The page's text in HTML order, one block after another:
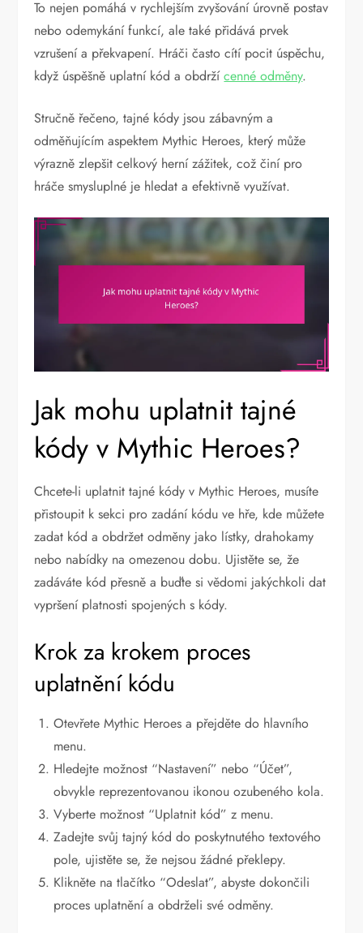
To nejen pomáhá v rychlejším zvyšování úrovně postav
nebo odemykání funkcí, ale také přidává prvek
vzrušení a překvapení. Hráči často cítí pocit úspěchu,
když úspěšně uplatní kód a obdržícenné odměny.
Stručně řečeno, tajné kódy jsou zábavným a
odměňujícím aspektem Mythic Heroes, který může
výrazně zlepšit celkový herní zážitek, což činí pro
hráče smysluplné je hledat a efektivně využívat.
Jak mohu uplatnit tajné
kódy v Mythic Heroes?
Chcete-li uplatnit tajné kódy v Mythic Heroes, musíte
přistoupit k sekci pro zadání kódu ve hře, kde můžete
zadat kód a obdržet odměny jako lístky, drahokamy
nebo nabídky na omezenou dobu. Ujistěte se, že
zadáváte kód přesně a buďte si vědomi jakýchkoli dat
vypršení platnosti spojených s kódy.
Krok za krokem proces
uplatnění kódu
Otevřete Mythic Heroes a přejděte do hlavního
menu.
Hledejte možnost “Nastavení” nebo “Účet”,
obvykle reprezentovanou ikonou ozubeného kola.
Vyberte možnost “Uplatnit kód” z menu.
Zadejte svůj tajný kód do poskytnutého textového
pole, ujistěte se, že nejsou žádné překlepy.
Klikněte na tlačítko “Odeslat”, abyste dokončili
proces uplatnění a obdrželi své odměny.